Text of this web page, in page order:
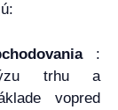
:
trhu a
vopred